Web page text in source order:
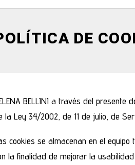
DE
BELLINI a través del
la Ley 34/2002, de 11 de julio, de
cookies se almacenan en el
la finalidad de mejorar la